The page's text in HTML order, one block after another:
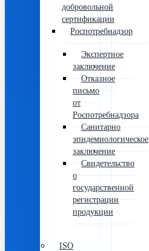
добровольной
сертификации
Роспотребнадзор
Экспертное
заключение
Отказное
письмо
от
Роспотребнадзора
Санитарно
эпидемиологическое
заключение
Свидетельство
о
государственной
регистрации
продукции
ISO